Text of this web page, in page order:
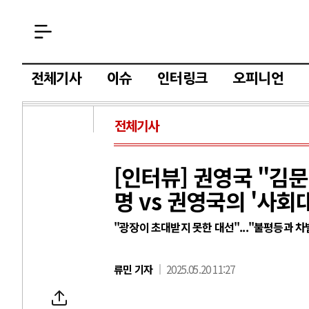
전체기사 이슈 인터링크 오피니언
전체기사
[인터뷰] 권영국 "김
명 vs 권영국의 '사회
"광장이 초대받지 못한 대선"..."불평등과
류민 기자 2025.05.20 11:27